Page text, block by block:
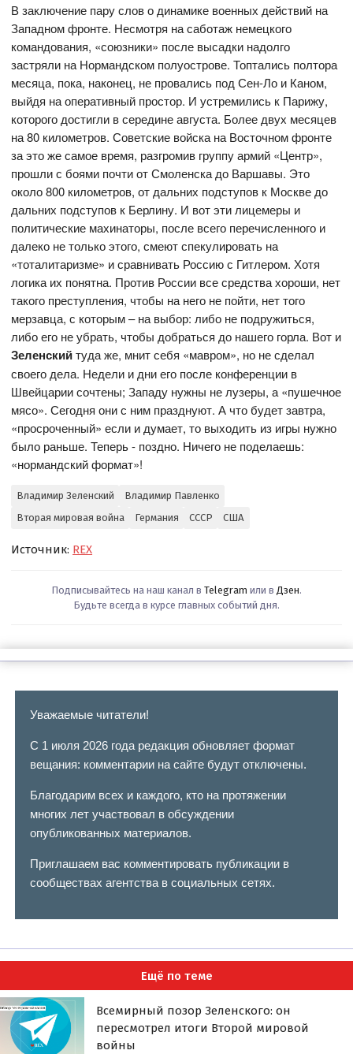
В заключение пару слов о динамике военных действий на
Западном фронте. Несмотря на саботаж немецкого
командования, «союзники» после высадки надолго
застряли на Нормандском полуострове. Топтались полтора
месяца, пока, наконец, не провались под Сен-Ло и Каном,
выйдя на оперативный простор. И устремились к Парижу,
которого достигли в середине августа. Более двух месяцев
на 80 километров. Советские войска на Восточном фронте
за это же самое время, разгромив группу армий «Центр»,
прошли с боями почти от Смоленска до Варшавы. Это
около 800 километров, от дальних подступов к Москве до
дальних подступов к Берлину. И вот эти лицемеры и
политические махинаторы, после всего перечисленного и
далеко не только этого, смеют спекулировать на
«тоталитаризме» и сравнивать Россию с Гитлером. Хотя
логика их понятна. Против России все средства хороши, нет
такого преступления, чтобы на него не пойти, нет того
мерзавца, с которым – на выбор: либо не подружиться,
либо его не убрать, чтобы добраться до нашего горла. Вот и
Зеленскийтуда же, мнит себя «мавром», но не сделал
своего дела. Недели и дни его после конференции в
Швейцарии сочтены; Западу нужны не лузеры, а «пушечное
мясо». Сегодня они с ним празднуют. А что будет завтра,
«просроченный» если и думает, то выходить из игры нужно
было раньше. Теперь - поздно. Ничего не поделаешь:
«нормандский формат»!
Владимир Зеленский
Владимир Павленко
Вторая мировая война
Германия СССР США
Источник: REX
Подписывайтесь на наш канал в Telegram или в Дзен.
Будьте всегда в курсе главных событий дня.
Уважаемые читатели!
С 1 июля 2026 года редакция обновляет формат
вещания: комментарии на сайте будут отключены.
Благодарим всех и каждого, кто на протяжении
многих лет участвовал в обсуждении
опубликованных материалов.
Приглашаем вас комментировать публикации в
сообществах агентства в социальных сетях.
Ещё по теме
Всемирный позор Зеленского: он
пересмотрел итоги Второй мировой
войны